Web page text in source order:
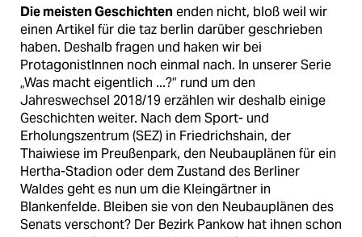
Die meisten Geschichtenenden nicht, bloß weil wir
einen Artikel für die taz berlin darüber geschrieben
haben. Deshalb fragen und haken wir bei
ProtagonistInnen noch einmal nach. In unserer Serie
„Was macht eigentlich ...?“ rund um den
Jahreswechsel 2018/19 erzählen wir deshalb einige
Geschichten weiter. Nach dem Sport- und
Erholungszentrum (SEZ) in Friedrichshain, der
Thaiwiese im Preußenpark, den Neubauplänen für ein
Hertha-Stadion oder dem Zustand des Berliner
Waldes geht es nun um die Kleingärtner in
Blankenfelde. Bleiben sie von den Neubauplänen des
Senats verschont? Der Bezirk Pankow hat ihnen schon